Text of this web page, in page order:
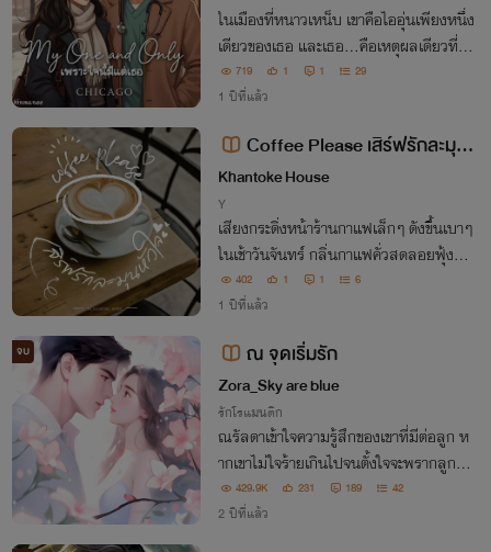
ในเมืองที่หนาวเหน็บ เขาคือไออุ่นเพียงหนึ่ง
เดียวของเธอ และเธอ...คือเหตุผลเดียวที่ทำ
ให้เขาอยากกลับบ้าน
719 1 1 29
1 ปีที่แล้ว
Coffee Please เสิร์ฟรักละมุน
หัวใจ
Khantoke House
Y
เสียงกระดิ่งหน้าร้านกาแฟเล็กๆ ดังขึ้นเบาๆ
ในเช้าวันจันทร์ กลิ่นกาแฟคั่วสดลอยฟุ้งผส
มกับกลิ่นขนมอบใหม่อย่างลงตัว ชายหนุ่ม
ร่างสูงในชุดพนักงานออฟฟิศสีสุภาพ ก้าวเ
402 1 1 6
1 ปีที่แล้ว
จบ ณ จุดเริ่มรัก
Zora_Sky are blue
รักโรแมนติก
ณรัลดาเข้าใจความรู้สึกของเขาที่มีต่อลูก ห
ากเขาไม่ใจร้ายเกินไปจนตั้งใจจะพรากลูกไป
คนเดียวเธอจะไม่มีทางใจร้ายกับเขาขนาดนี้
429.9K 231 189 42
2 ปีที่แล้ว